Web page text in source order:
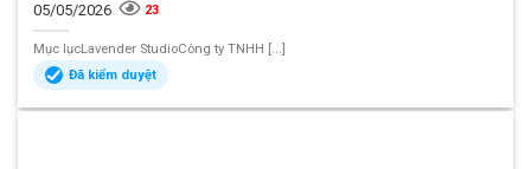
05/05/2026 23
Mục lụcLavender StudioCông ty TNHH [...]
Đã kiểm duyệt